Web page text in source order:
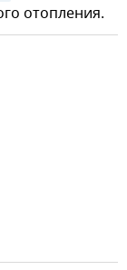
отопления.